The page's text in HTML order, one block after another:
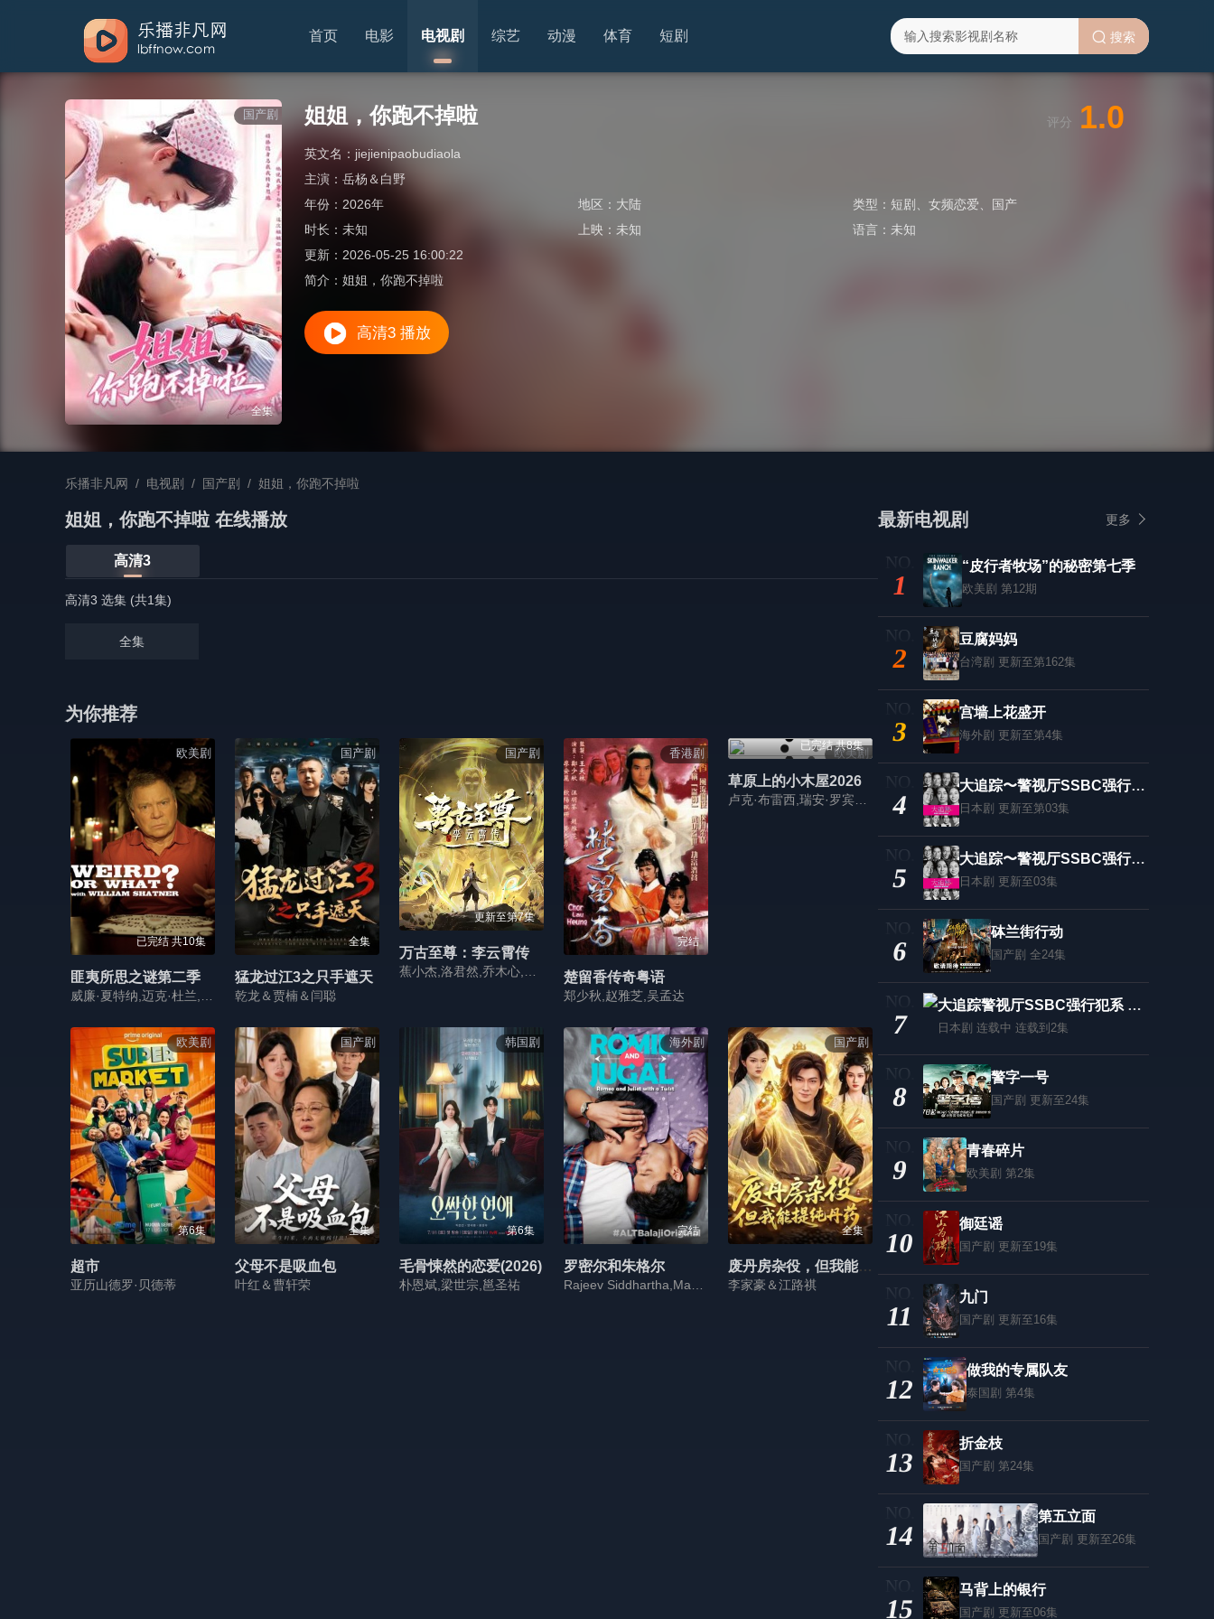
首页 电影 电视剧 综艺 动漫 体育 短剧 搜索
国产剧
全集
姐姐，你跑不掉啦
英文名： jiejienipaobudiaola
主演： 岳杨＆白野
年份： 2026年 地区： 大陆 类型： 短剧 女频恋爱
国产
时长： 未知 上映： 未知 语言： 未知
更新： 2026-05-25 16:00:22
简介： 姐姐，你跑不掉啦
评分 1.0
高清3 播放
乐播非凡网 / 电视剧 / 国产剧 / 姐姐，你跑不掉啦
姐姐，你跑不掉啦 在线播放
高清3
高清3 选集 (共1集)
全集
为你推荐
欧美剧
已完结 共10集
匪夷所思之谜第二季
国产剧
全集
猛龙过江3之只手遮天
乾龙＆贾楠＆闫聪
国产剧
更新至第7集
万古至尊：李云霄传
蕉小杰,洛君然,乔木心,王晶,祁尧,沉香,林玄,唐泽宗,西拉,祁悦,莞殇,萧篙,霜霜,狴犴,海银,南田
香港剧
完结
楚留香传奇粤语
郑少秋,赵雅芝,吴孟达
欧美剧
已完结 共8集
草原上的小木屋2026
欧美剧
第6集
超市
亚历山德罗·贝德蒂
国产剧
全集
父母不是吸血包
叶红＆曹轩荣
韩国剧
第6集
毛骨悚然的恋爱(2026)
朴恩斌,梁世宗,邕圣祐
海外剧
完结
罗密尔和朱格尔
国产剧
全集
废丹房杂役，但我能提纯丹药
李家豪＆江路祺
最新电视剧 更多
1
“皮行者牧场”的秘密第七季
欧美剧 第12期
2
豆腐妈妈
台湾剧 更新至第162集
3
宫墙上花盛开
海外剧 更新至第4集
4
大追踪〜警视厅SSBC强行犯系〜第二季
日本剧 更新至第03集
5
大追踪〜警视厅SSBC强行犯系〜 第二季
日本剧 更新至03集
6
砵兰街行动
国产剧 全24集
7
大追踪警视厅SSBC强行犯系 第二季
日本剧 连载中 连载到2集
8
警字一号
国产剧 更新至24集
9
青春碎片
欧美剧 第2集
10
御廷谣
国产剧 更新至19集
11
九门
国产剧 更新至16集
12
做我的专属队友
泰国剧 第4集
13
折金枝
国产剧 第24集
14
第五立面
国产剧 更新至26集
15
马背上的银行
国产剧 更新至06集